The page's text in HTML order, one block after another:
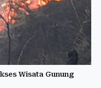
Wisata Gunung